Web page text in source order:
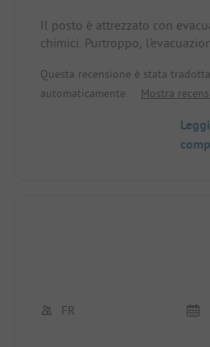
Il posto è attrezzato con
chimici. Purtroppo,
solo scortese, ma anche
Questa recensione è stata tradotta
automaticamente.
Mostra
FR